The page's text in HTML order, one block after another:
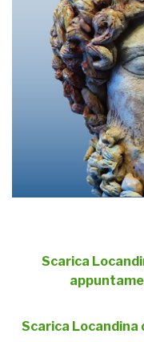
Scarica
Scarica Locandina